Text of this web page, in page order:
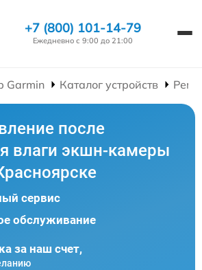
+7 (800) 101-14-79
Ежедневно с 9:00 до 21:00
Garmin Каталог устройств
после
влаги экшн-камеры
сервис
обслуживание
за наш счет,